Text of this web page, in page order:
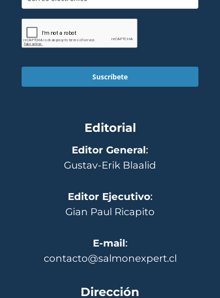
Suscríbete
Editorial
Editor General:
Gustav-Erik Blaalid
Editor Ejecutivo:
Gian Paul Ricapito
E-mail:
contacto@salmonexpert.cl
Dirección